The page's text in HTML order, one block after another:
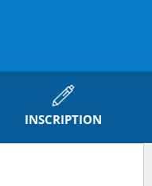
INSCRIPTION